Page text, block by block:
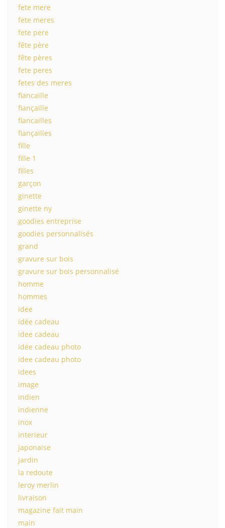
fete mere
fete meres
fete pere
fête père
fête pères
fete peres
fetes des meres
fiancaille
fiançaille
fiancailles
fiançailles
fille
fille 1
filles
garçon
ginette
ginette ny
goodies entreprise
goodies personnalisés
grand
gravure sur bois
gravure sur bois personnalisé
homme
hommes
idee
idée cadeau
idee cadeau
idée cadeau photo
idee cadeau photo
idees
image
indien
indienne
inox
interieur
japonaise
jardin
la redoute
leroy merlin
livraison
magazine fait main
main